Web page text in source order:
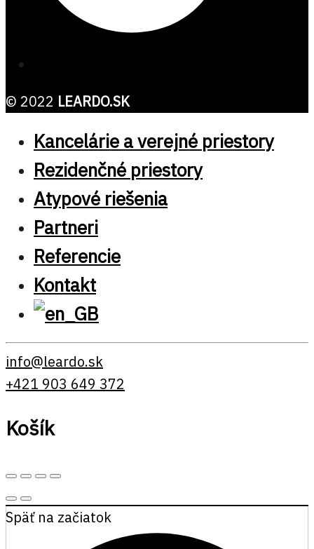
© 2022 LEARDO.SK
Kancelárie a verejné priestory
Rezidenčné priestory
Atypové riešenia
Partneri
Referencie
Kontakt
info@leardo.sk
+421 903 649 372
Košík
Späť na začiatok